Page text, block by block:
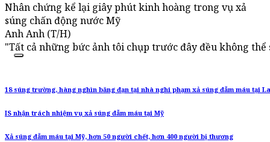
Nhân chứng kể lại giây phút kinh hoàng trong vụ xả
súng chấn động nước Mỹ
Anh Anh (T/H)
"Tất cả những bức ảnh tôi chụp trước đây đều không
18 súng trường, hàng nghìn băng đạn tại nhà nghi phạm xả súng đẫm máu tại
IS nhận trách nhiệm vụ xả súng đẫm máu tại Mỹ
Xả súng đẫm máu tại Mỹ, hơn 50 người chết, hơn 400 người bị thương